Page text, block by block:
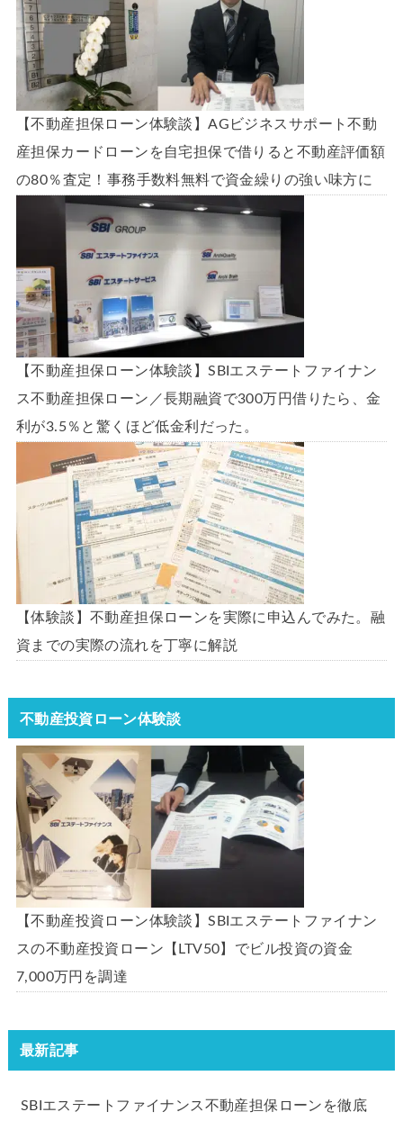
【不動産担保ローン体験談】AGビジネスサポート不動
産担保カードローンを自宅担保で借りると不動産評価額
の80％査定！事務手数料無料で資金繰りの強い味方に
【不動産担保ローン体験談】SBIエステートファイナン
ス不動産担保ローン／長期融資で300万円借りたら、金
利が3.5％と驚くほど低金利だった。
【体験談】不動産担保ローンを実際に申込んでみた。融
資までの実際の流れを丁寧に解説
不動産投資ローン体験談
【不動産投資ローン体験談】SBIエステートファイナン
スの不動産投資ローン【LTV50】でビル投資の資金
7,000万円を調達
最新記事
SBIエステートファイナンス不動産担保ローンを徹底